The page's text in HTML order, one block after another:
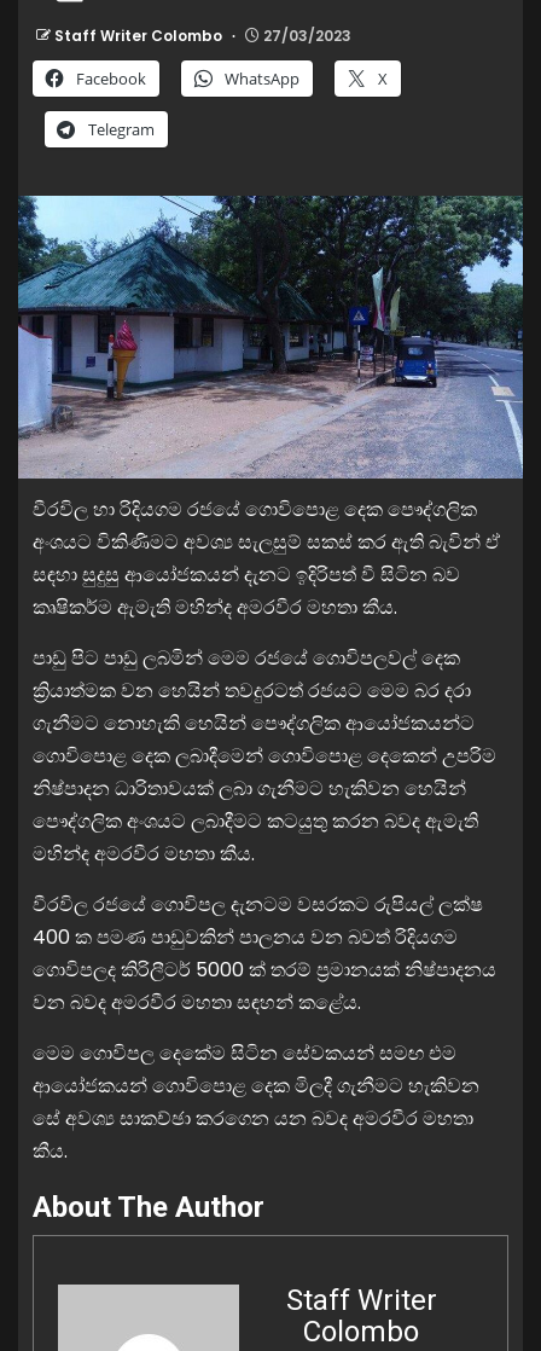
Staff Writer Colombo 27/03/2023
Facebook WhatsApp X
Telegram
වීරවිල හා රිදියගම රජයේ ගොවිපොළ දෙක පෞද්ගලික
අංශයට විකිණිමට අවශ්‍ය සැලසුම් සකස් කර ඇති බැවින් ඒ
සඳහා සුදුසු ආයෝජකයන් දැනට ඉදිරිපත් වී සිටින බව
කෘෂිකර්ම ඇමැති මහින්ද අමරවීර මහතා කීය.
පාඩු පිට පාඩු ලබමින් මෙම රජයේ ගොවිපලවල් දෙක
ක්‍රියාත්මක වන හෙයින් තවදුරටත් රජයට මෙම බර දරා
ගැනීමට නොහැකි හෙයින් පෞද්ගලික ආයෝජකයන්ට
ගොවිපොළ දෙක ලබාදීමෙන් ගොවිපොළ දෙකෙන් උපරිම
නිෂ්පාදන ධාරිතාවයක් ලබා ගැනීමට හැකිවන හෙයින්
පෞද්ගලික අංශයට ලබාදීමට කටයුතු කරන බවද ඇමැති
මහින්ද අමරවීර මහතා කීය.
වීරවිල රජයේ ගොවිපල දැනටම වසරකට රුපියල් ලක්ෂ
400 ක පමණ පාඩුවකින් පාලනය වන බවත් රිදියගම
ගොවිපලද කිරිලීටර් 5000 ක් තරම් ප්‍රමානයක් නිෂ්පාදනය
වන බවද අමරවීර මහතා සඳහන් කළේය.
මෙම ගොවිපල දෙකේම සිටින සේවකයන් සමඟ එම
ආයෝජකයන් ගොවිපොළ දෙක මිලදී ගැනීමට හැකිවන
සේ අවශ්‍ය සාකච්ඡා කරගෙන යන බවද අමරවීර මහතා
කීය.
About The Author
Staff Writer
Colombo